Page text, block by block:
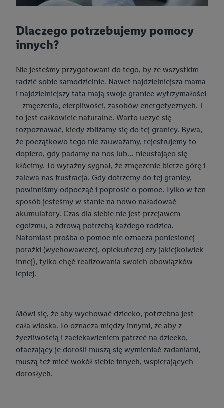
Naturalne ubrania i pościel z lnu – idealne na upały i nie tylko
Moda plażowa – co nosi się w tym sezonie?
Styl marynarski
Kamizelki pikowane
Ponadczasowy jeans
Męskie stylizacje casualowe
Kurtki i płaszcze plus size – odzież wierzchnia na każdą okazję
Moda plus size: rozmiary, ogólne zasady i najczęściej
popełniane błędy
Sukienki plus size - jak dobrać sukienkę na różne okazje?
Jak ubrać się modnie i z klasą na specjalną okazję?
Bielizna plus size – rodzaje, jak odpowiednio dobrać, na co
zwrócić uwagę?
6 najchętniej wybieranych biustonoszy
Najczęstsze błędy w dopasowaniu biustonosza
Najchętniej wybierane majtki wśród kobiet
Najchętniej wybierane majtki wśród mężczyzn
Jak wykonać torebki na prezenty z opakowań Tetra Pak?
Jak zrobić papier do pakowania prezentów z papieru
śniadaniowego? Poradnik DIY
Świąteczne inspiracje z Kingą Paruzel 2022
Modne i niedrogie stylizacje na święta – jak się ubrać na
wigilię?
Pierwsze święta z niemowlakiem
Pomysły na kalendarze adwentowe
Dania wigilijne dla dzieci i niemowląt
Ozdoby świąteczne do twojego domu – zainspiruj się!
Ozdoby świąteczne na zewnątrz – co wybrać?
Postanowienia noworoczne
Prezent na dzień dziecka – dla dziewczynki i chłopca
Świąteczne prezenty dla dzieci – co kupić pod choinkę?
Prezenty świąteczne - pomysły na prezenty dla każdego
Dlaczego potrzebujemy pomocy
innych?
Nie jesteśmy przygotowani do tego, by ze wszystkim
radzić sobie samodzielnie. Nawet najdzielniejsza mama
i najdzielniejszy tata mają swoje granice wytrzymałości
– zmęczenia, cierpliwości, zasobów energetycznych. I
to jest całkowicie naturalne. Warto uczyć się
rozpoznawać, kiedy zbliżamy się do tej granicy. Bywa,
że początkowo tego nie zauważamy, rejestrujemy to
dopiero, gdy padamy na nos lub… nieustająco się
kłócimy. To wyraźny sygnał, że zmęczenie bierze górę i
zalewa nas frustracja. Gdy dotrzemy do tej granicy,
powinniśmy odpocząć i poprosić o pomoc. Tylko w ten
sposób jesteśmy w stanie na nowo naładować
akumulatory. Czas dla siebie nie jest przejawem
egoizmu, a zdrową potrzebą każdego rodzica.
Natomiast prośba o pomoc nie oznacza poniesionej
porażki (wychowawczej, opiekuńczej czy jakiejkolwiek
innej), tylko chęć realizowania swoich obowiązków
lepiej.
Mówi się, że aby wychować dziecko, potrzebna jest
cała wioska. To oznacza między innymi, że aby z
życzliwością i zaciekawieniem patrzeć na dziecko,
otaczający je dorośli muszą się wymieniać zadaniami,
muszą też mieć wokół siebie innych, wspierających
dorosłych.